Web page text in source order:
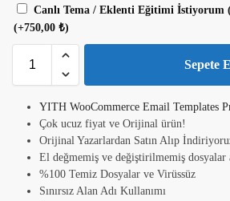
Canlı Tema / Eklenti Eğitimi İstiyorum
(+750,00 ₺)
Sepete
YITH WooCommerce Email Templates
Çok ucuz fiyat ve Orijinal ürün!
Orijinal Yazarlardan Satın Alıp
El değmemiş ve değiştirilmemiş dosyalar
%100 Temiz Dosyalar ve Virüssüz
Sınırsız Alan Adı Kullanımı